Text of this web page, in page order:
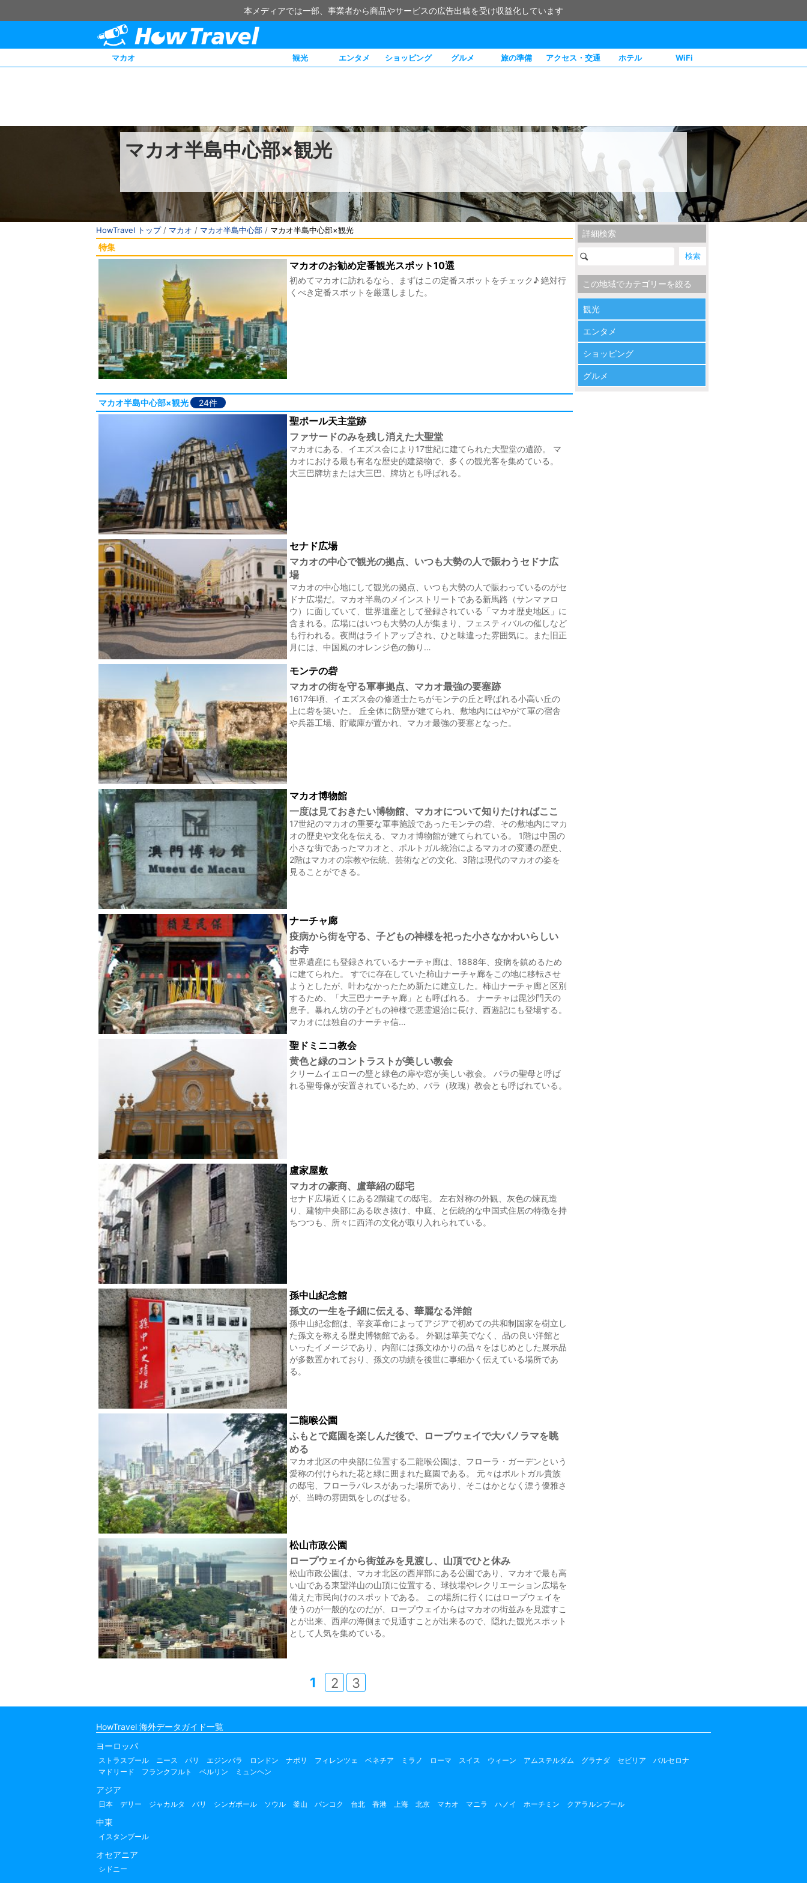
本メディアでは一部、事業者から商品やサービスの広告出稿を受け収益化しています
マカオ 観光 エンタメ ショッピング グルメ 旅の準備 アクセス・交通 ホテル WiFi
マカオ半島中心部×観光
詳細検索
この地域でカテゴリーを絞る
観光
エンタメ
ショッピング
グルメ
HowTravel トップ/ マカオ / マカオ半島中心部 / マカオ半島中心部×観光
特集
マカオのお勧め定番観光スポット10選
初めてマカオに訪れるなら、まずはこの定番スポットをチェック♪ 絶対行
くべき定番スポットを厳選しました。
マカオ半島中心部×観光 24件
聖ポール天主堂跡
ファサードのみを残し消えた大聖堂
マカオにある、イエズス会により17世紀に建てられた大聖堂の遺跡。 マ
カオにおける最も有名な歴史的建築物で、多くの観光客を集めている。
大三巴牌坊または大三巴、牌坊とも呼ばれる。
セナド広場
マカオの中心で観光の拠点、いつも大勢の人で賑わうセドナ広
場
マカオの中心地にして観光の拠点、いつも大勢の人で賑わっているのがセ
ドナ広場だ。マカオ半島のメインストリートである新馬路（サンマァロ
ウ）に面していて、世界遺産として登録されている「マカオ歴史地区」に
含まれる。広場にはいつも大勢の人が集まり、フェスティバルの催しなど
も行われる。夜間はライトアップされ、ひと味違った雰囲気に。また旧正
月には、中国風のオレンジ色の飾り…
モンテの砦
マカオの街を守る軍事拠点、マカオ最強の要塞跡
1617年頃、イエズス会の修道士たちがモンテの丘と呼ばれる小高い丘の
上に砦を築いた。 丘全体に防壁が建てられ、敷地内にはやがて軍の宿舎
や兵器工場、貯蔵庫が置かれ、マカオ最強の要塞となった。
マカオ博物館
一度は見ておきたい博物館、マカオについて知りたければここ
17世紀のマカオの重要な軍事施設であったモンテの砦、その敷地内にマカ
オの歴史や文化を伝える、マカオ博物館が建てられている。 1階は中国の
小さな街であったマカオと、ポルトガル統治によるマカオの変遷の歴史、
2階はマカオの宗教や伝統、芸術などの文化、3階は現代のマカオの姿を
見ることができる。
ナーチャ廊
疫病から街を守る、子どもの神様を祀った小さなかわいらしい
お寺
世界遺産にも登録されているナーチャ廊は、1888年、疫病を鎮めるため
に建てられた。 すでに存在していた柿山ナーチャ廊をこの地に移転させ
ようとしたが、叶わなかったため新たに建立した。柿山ナーチャ廊と区別
するため、「大三巴ナーチャ廊」とも呼ばれる。 ナーチャは毘沙門天の
息子。暴れん坊の子どもの神様で悪霊退治に長け、西遊記にも登場する。
マカオには独自のナーチャ信…
聖ドミニコ教会
黄色と緑のコントラストが美しい教会
クリームイエローの壁と緑色の扉や窓が美しい教会。 バラの聖母と呼ば
れる聖母像が安置されているため、バラ（玫瑰）教会とも呼ばれている。
盧家屋敷
マカオの豪商、盧華紹の邸宅
セナド広場近くにある2階建ての邸宅。 左右対称の外観、灰色の煉瓦造
り、建物中央部にある吹き抜け、中庭、と伝統的な中国式住居の特徴を持
ちつつも、所々に西洋の文化が取り入れられている。
孫中山紀念館
孫文の一生を子細に伝える、華麗なる洋館
孫中山紀念館は、辛亥革命によってアジアで初めての共和制国家を樹立し
た孫文を称える歴史博物館である。 外観は華美でなく、品の良い洋館と
いったイメージであり、内部には孫文ゆかりの品々をはじめとした展示品
が多数置かれており、孫文の功績を後世に事細かく伝えている場所であ
る。
二龍喉公園
ふもとで庭園を楽しんだ後で、ロープウェイで大パノラマを眺
める
マカオ北区の中央部に位置する二龍喉公園は、フローラ・ガーデンという
愛称の付けられた花と緑に囲まれた庭園である。 元々はポルトガル貴族
の邸宅、フローラパレスがあった場所であり、そこはかとなく漂う優雅さ
が、当時の雰囲気をしのばせる。
松山市政公園
ロープウェイから街並みを見渡し、山頂でひと休み
松山市政公園は、マカオ北区の西岸部にある公園であり、マカオで最も高
い山である東望洋山の山頂に位置する、球技場やレクリエーション広場を
備えた市民向けのスポットである。 この場所に行くにはロープウェイを
使うのが一般的なのだが、ロープウェイからはマカオの街並みを見渡すこ
とが出来、西岸の海側まで見通すことが出来るので、隠れた観光スポット
として人気を集めている。
1 2 3
HowTravel 海外データガイド一覧
ヨーロッパ
ストラスブール ニース パリ エジンバラ ロンドン ナポリ フィレンツェ ベネチア ミラノ ローマ スイス ウィーン アムステルダム グラナダ セビリア
バルセロナ
マドリード
フランクフルト ベルリン ミュンヘン
アジア
日本 デリー ジャカルタ バリ シンガポール ソウル 釜山 バンコク 台北 香港 上海 北京 マカオ マニラ ハノイ ホーチミン クアラルンプール
中東
イスタンブール
オセアニア
シドニー